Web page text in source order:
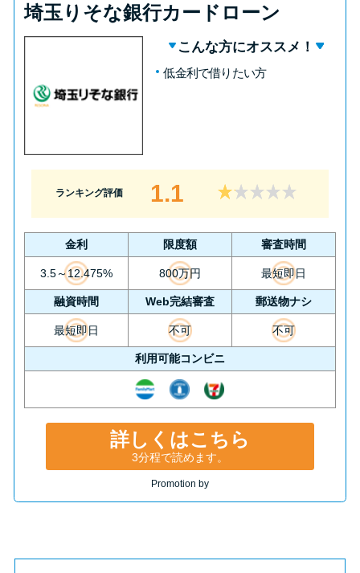
埼玉りそな銀行カードローン
こんな方にオススメ！
低金利で借りたい方
ランキング評価 1.1
金利 限度額 審査時間
3.5～12.475% 800万円 最短即日
融資時間 Web完結審査 郵送物ナシ
最短即日 不可 不可
利用可能コンビニ
詳しくはこちら
3分程で読めます。
Promotion by